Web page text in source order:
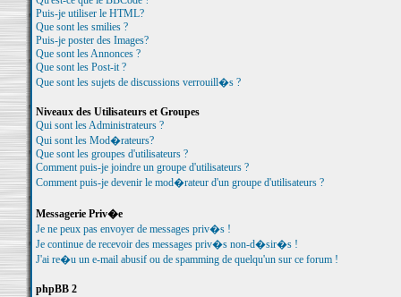
Puis-je utiliser le HTML?
Que sont les smilies ?
Puis-je poster des Images?
Que sont les Annonces ?
Que sont les Post-it ?
Que sont les sujets de discussions verrouill�s ?
Niveaux des Utilisateurs et Groupes
Qui sont les Administrateurs ?
Qui sont les Mod�rateurs?
Que sont les groupes d'utilisateurs ?
Comment puis-je joindre un groupe d'utilisateurs ?
Comment puis-je devenir le mod�rateur d'un groupe d'utilisateurs ?
Messagerie Priv�e
Je ne peux pas envoyer de messages priv�s !
Je continue de recevoir des messages priv�s non-d�sir�s !
J'ai re�u un e-mail abusif ou de spamming de quelqu'un sur ce forum !
phpBB 2